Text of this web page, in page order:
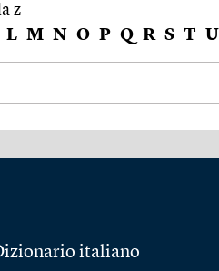
z
L M N O P Q R S T U
italiano